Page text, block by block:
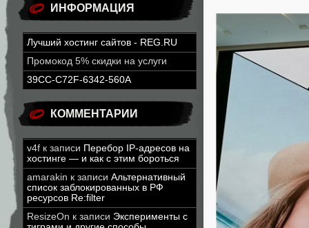
ИНФОРМАЦИЯ
Лучший хостинг сайтов - REG.RU
Промокод 5% скидки на услуги
39CC-C72F-6342-560A
КОММЕНТАРИИ
v4f к записи Перебор IP-адресов на
хостинге — и как с этим бороться
amarakin к записи Альтернативный
список заблокированных в РФ
ресурсов Re:filter
ResizeOn к записи Эксперименты с